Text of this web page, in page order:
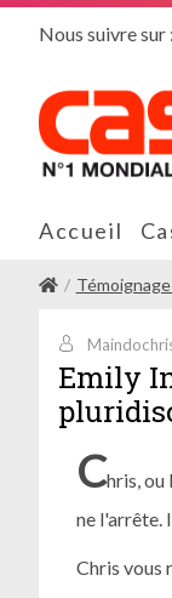
Nous suivre sur :
Accueil
Emily
Chris, ou
ne l'arrête.
Chris vous